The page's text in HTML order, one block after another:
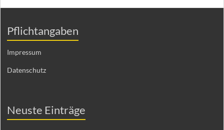
Pflichtangaben
Impressum
Datenschutz
Neuste Einträge